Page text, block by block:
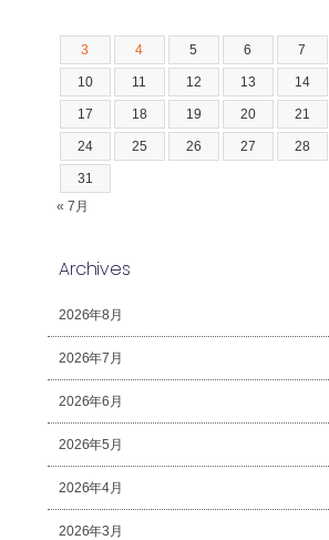
3 4 5 6 7
10 11 12 13 14
17 18 19 20 21
24 25 26 27 28
31
« 7月
Archives
2026年8月
2026年7月
2026年6月
2026年5月
2026年4月
2026年3月